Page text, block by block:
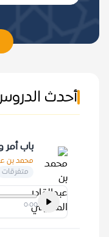
أحدث
محمد بن
متفرقات
0:00